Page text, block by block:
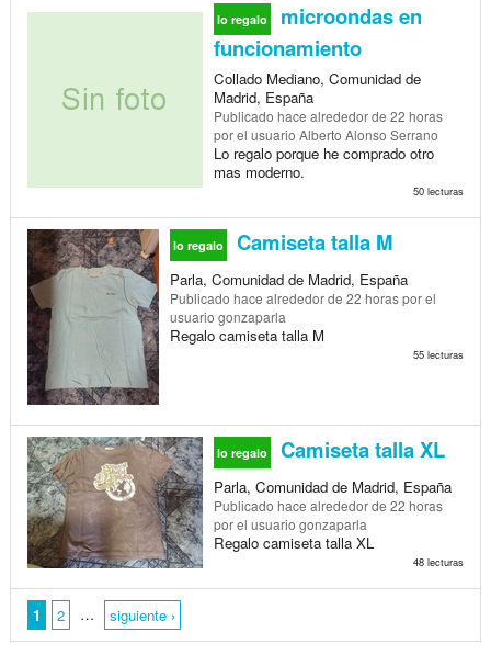
lo regalo
microondas en
funcionamiento
Collado Mediano, Comunidad de
Madrid, España
Publicado hace alrededor de 22 horas
por el usuario Alberto Alonso Serrano
Lo regalo porque he comprado otro
mas moderno.
50 lecturas
lo regalo Camiseta talla M
Parla, Comunidad de Madrid, España
Publicado hace alrededor de 22 horaspor el
usuario gonzaparla
Regalo camiseta talla M
55 lecturas
lo regalo Camiseta talla XL
Parla, Comunidad de Madrid, España
Publicado hace alrededor de 22 horas
por el usuario gonzaparla
Regalo camiseta talla XL
48 lecturas
1 2 … siguiente ›